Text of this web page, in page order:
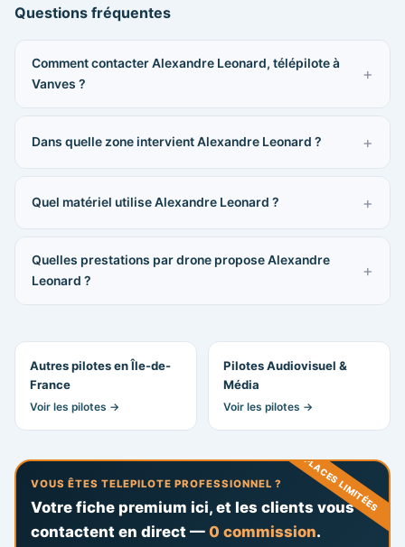
Questions fréquentes
Comment contacter Alexandre Leonard, télépilote à
Vanves ?
Dans quelle zone intervient Alexandre Leonard ?
Quel matériel utilise Alexandre Leonard ?
Quelles prestations par drone propose Alexandre
Leonard ?
Autres pilotes en Île-de-
France
Voir les pilotes →
Pilotes Audiovisuel &
Média
Voir les pilotes →
PLACES LIMITÉES
VOUS ÊTES TELEPILOTE PROFESSIONNEL ?
Votre fiche premium ici, et les clients vous
contactent en direct — 0 commission.